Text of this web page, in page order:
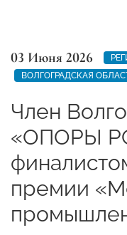
03 Июня 2026
ВОЛГОГРАДСКАЯ
Член
«ОПОРЫ
премии